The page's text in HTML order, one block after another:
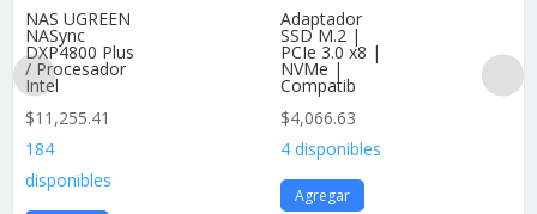
NAS UGREEN
NASync
DXP4800 Plus
/ Procesador
Intel
$11,255.41
184
disponibles
Adaptador
SSD M.2 |
PCIe 3.0 x8 |
NVMe |
Compatib
$4,066.63
4 disponibles
Agregar